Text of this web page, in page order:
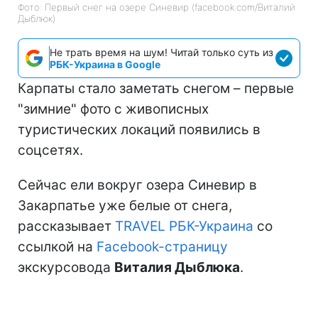
Фото: Первый снег на озере Синевир (facebook.com/Виталий
Дыблюк)
Не трать время на шум! Читай только суть из
РБК-Украина в Google
Карпаты стало заметать снегом – первые
"зимние" фото с живописных
туристических локаций появились в
соцсетях.
Сейчас ели вокруг озера Синевир в
Закарпатье уже белые от снега,
рассказывает TRAVEL РБК-Украина со
ссылкой на Facebook-страницу
экскурсовода Виталия Дыблюка.